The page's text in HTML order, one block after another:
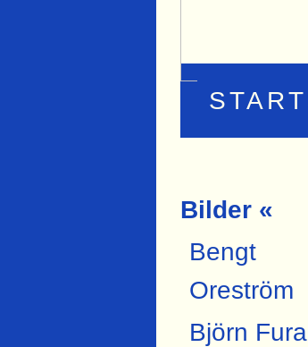
Bilder «
Bengt
Oreström
Björn Fura